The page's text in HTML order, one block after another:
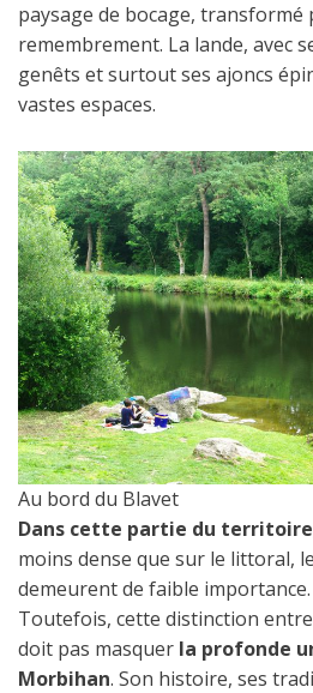
paysage de bocage, transformé
remembrement. La lande, avec
genêts et surtout ses ajoncs
vastes espaces.
Au bord du Blavet
Dans cette partie du
moins dense que sur le littoral,
demeurent de faible importance.
Toutefois, cette distinction entre
doit pas masquer la profonde
Morbihan. Son histoire, ses